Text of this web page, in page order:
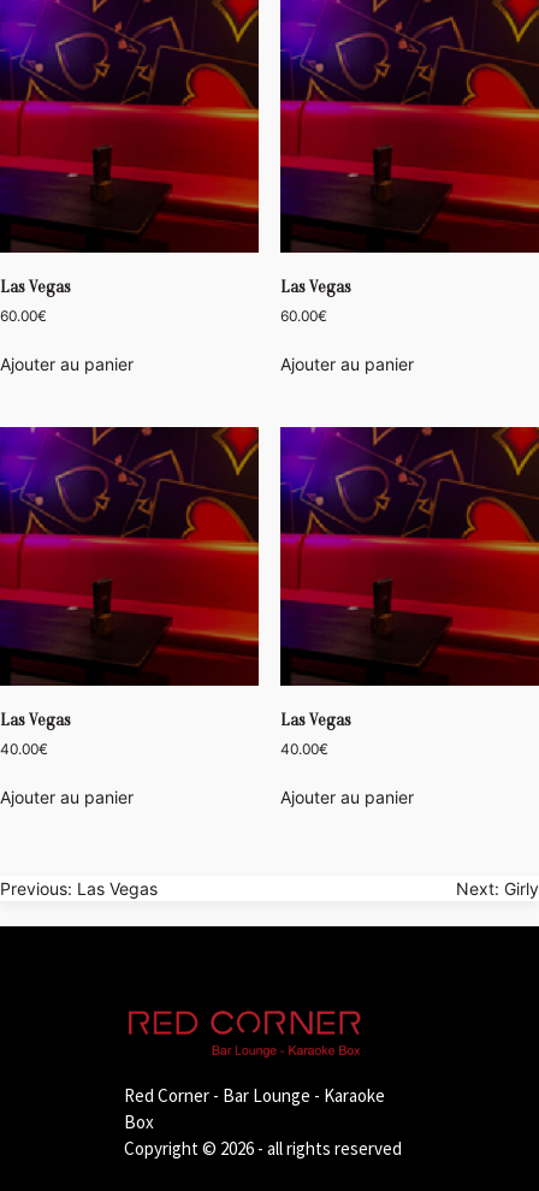
Las Vegas
60.00€
Ajouter au panier
Las Vegas
60.00€
Ajouter au panier
Las Vegas
40.00€
Ajouter au panier
Las Vegas
40.00€
Ajouter au panier
Navigation
de
Previous: Las Vegas Next: Girly
Red Corner - Bar Lounge - Karaoke
Box
Copyright © 2026 - all rights reserved